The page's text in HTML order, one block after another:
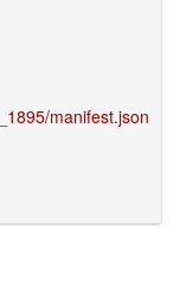
manifest.json